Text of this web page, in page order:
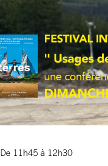
De 11h45 à 12h30